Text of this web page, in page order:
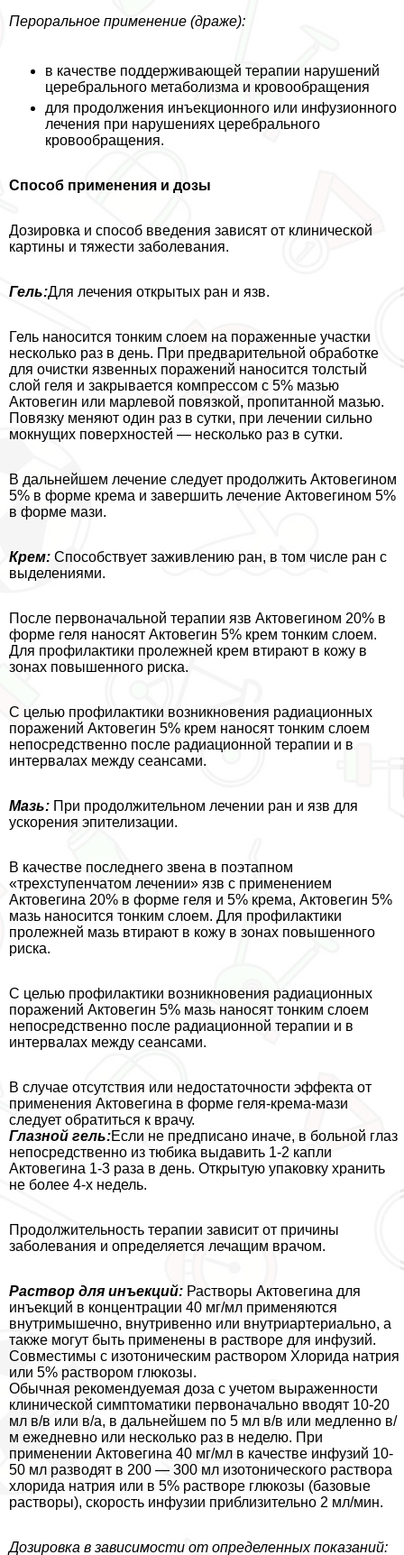
Перopaльное применение (драже):
в качестве поддерживающей терапии нарушений
церебрального метаболизма и кровообращения
для продолжения инъекционного или инфузионного
лечения при нарушениях церебрального
кровообращения.
Способ применения и дозы
Дозировка и способ введения зависят от клинической
картины и тяжести заболевания.
Гель:Для лечения открытых ран и язв.
Гель наносится тонким слоем на пораженные участки
несколько раз в день. При предварительной обработке
для очистки язвенных поражений наносится толстый
слой геля и закрывается компрессом с 5% мазью
Актовегин или марлевой повязкой, пропитанной мазью.
Повязку меняют один раз в сутки, при лечении сильно
мокнущих поверхностей — несколько раз в сутки.
В дальнейшем лечение следует продолжить Актовегином
5% в форме крема и завершить лечение Актовегином 5%
в форме мази.
Крем: Способствует заживлению ран, в том числе ран с
выделениями.
После первоначальной терапии язв Актовегином 20% в
форме геля наносят Актовегин 5% крем тонким слоем.
Для профилактики пролежней крем втирают в кожу в
зонах повышенного риска.
С целью профилактики возникновения радиационных
поражений Актовегин 5% крем наносят тонким слоем
непосредственно после радиационной терапии и в
интервалах между сеансами.
Мазь: При продолжительном лечении ран и язв для
ускорения эпителизации.
В качестве последнего звена в поэтапном
«трехступенчатом лечении» язв с применением
Актовегина 20% в форме геля и 5% крема, Актовегин 5%
мазь наносится тонким слоем. Для профилактики
пролежней мазь втирают в кожу в зонах повышенного
риска.
С целью профилактики возникновения радиационных
поражений Актовегин 5% мазь наносят тонким слоем
непосредственно после радиационной терапии и в
интервалах между сеансами.
В случае отсутствия или недостаточности эффекта от
применения Актовегина в форме геля-крема-мази
следует обратиться к врачу.
Глазной гель:Если не предписано иначе, в больной глаз
непосредственно из тюбика выдавить 1-2 капли
Актовегина 1-3 раза в день. Открытую упаковку хранить
не более 4-х недель.
Продолжительность терапии зависит от причины
заболевания и определяется лечащим врачом.
Раствор для инъекций: Растворы Актовегина для
инъекций в концентрации 40 мг/мл применяются
внутримышечно, внутривенно или внутриартериально, а
также могут быть применены в растворе для инфузий.
Совместимы с изотоническим раствором Хлорида натрия
или 5% раствором глюкозы.
Обычная рекомендуемая доза с учетом выраженности
клинической симптоматики первоначально вводят 10-20
мл в/в или в/а, в дальнейшем по 5 мл в/в или медленно в/
м ежедневно или несколько раз в неделю. При
применении Актовегина 40 мг/мл в качестве инфузий 10-
50 мл разводят в 200 — 300 мл изотонического раствора
хлорида натрия или в 5% растворе глюкозы (базовые
растворы), скорость инфузии приблизительно 2 мл/мин.
Дозировка в зависимости от определенных показаний: